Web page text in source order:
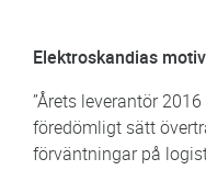
Elektroskandias
”Årets leverantör
föredömligt sätt
förväntningar på